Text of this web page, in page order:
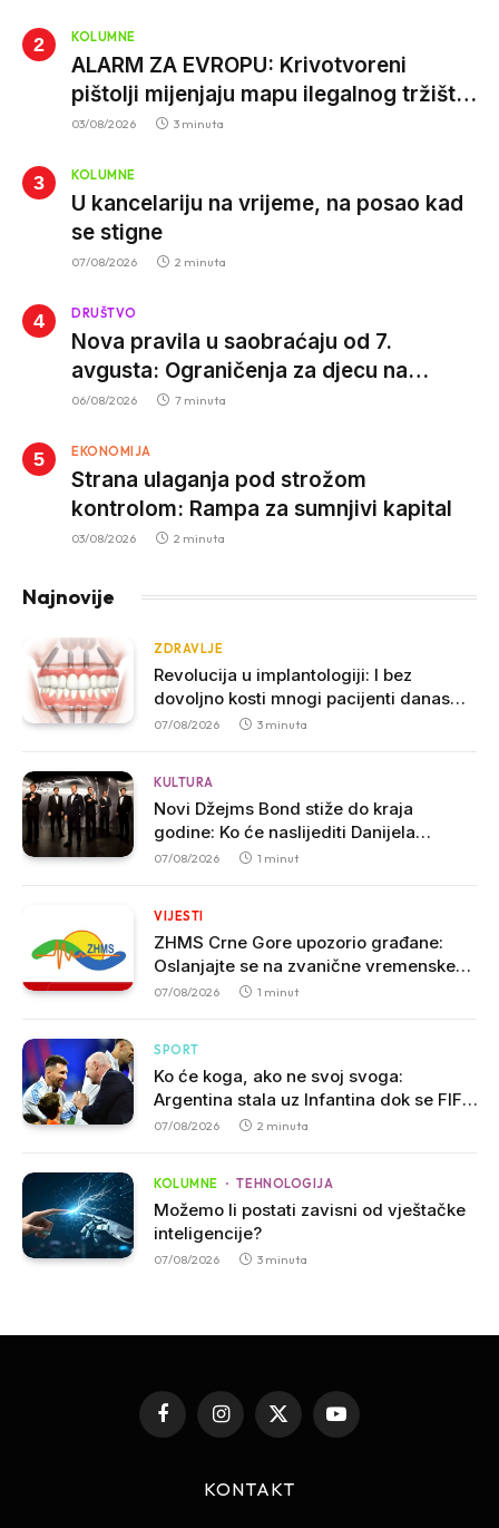
KOLUMNE
ALARM ZA EVROPU: Krivotvoreni
pištolji mijenjaju mapu ilegalnog tržišta,
istrage ukazuju na proizvodnju van EU
03/08/2026 3 minuta
KOLUMNE
U kancelariju na vrijeme, na posao kad
se stigne
07/08/2026 2 minuta
DRUŠTVO
Nova pravila u saobraćaju od 7.
avgusta: Ograničenja za djecu na
trotinetima i mlade vozače, veće kazne
06/08/2026 7 minuta
EKONOMIJA
Strana ulaganja pod strožom
kontrolom: Rampa za sumnjivi kapital
03/08/2026 2 minuta
Najnovije
ZDRAVLJE
Revolucija u implantologiji: I bez
dovoljno kosti mnogi pacijenti danas
mogu do fiksnih zuba
07/08/2026 3 minuta
KULTURA
Novi Džejms Bond stiže do kraja
godine: Ko će naslijediti Danijela
Krejga?
07/08/2026 1 minut
VIJESTI
ZHMS Crne Gore upozorio građane:
Oslanjajte se na zvanične vremenske
prognoze
07/08/2026 1 minut
SPORT
Ko će koga, ako ne svoj svoga:
Argentina stala uz Infantina dok se FIFA
suočava sa kritikama
07/08/2026 2 minuta
KOLUMNE TEHNOLOGIJA
Možemo li postati zavisni od vještačke
inteligencije?
07/08/2026 3 minuta
FacebookInstagram
X
YouTube
KONTAKT